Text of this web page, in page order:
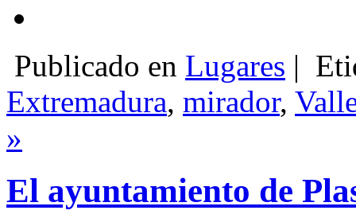
Publicado en Lugares |
Extremadura, mirador,
»
El ayuntamiento de